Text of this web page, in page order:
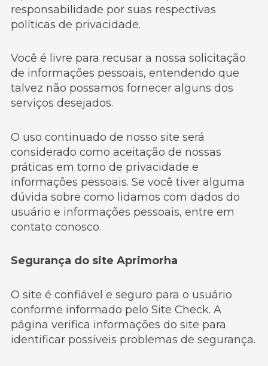
responsabilidade por suas respectivas
políticas de privacidade.
Você é livre para recusar a nossa solicitação
de informações pessoais, entendendo que
talvez não possamos fornecer alguns dos
serviços desejados.
O uso continuado de nosso site será
considerado como aceitação de nossas
práticas em torno de privacidade e
informações pessoais. Se você tiver alguma
dúvida sobre como lidamos com dados do
usuário e informações pessoais, entre em
contato conosco.
Segurança do site Aprimorha
O site é confiável e seguro para o usuário
conforme informado pelo Site Check. A
página verifica informações do site para
identificar possíveis problemas de segurança.